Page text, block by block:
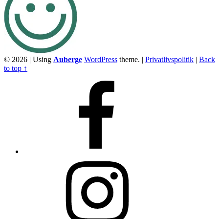
© 2026 | Using Auberge WordPress theme. | Privatlivspolitik | Back
to top ↑